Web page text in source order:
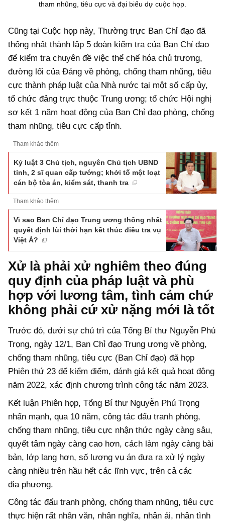
tham nhũng, tiêu cực và đại biểu dự cuộc họp.
Cũng tại Cuộc họp này, Thường trực Ban Chỉ đạo đã
thống nhất thành lập 5 đoàn kiểm tra của Ban Chỉ đạo
để kiểm tra chuyên đề việc thể chế hóa chủ trương,
đường lối của Đảng về phòng, chống tham nhũng, tiêu
cực thành pháp luật của Nhà nước tại một số cấp ủy,
tổ chức đảng trực thuộc Trung ương; tổ chức Hội nghị
sơ kết 1 năm hoạt động của Ban Chỉ đạo phòng, chống
tham nhũng, tiêu cực cấp tỉnh.
Tham khảo thêm
Kỷ luật 3 Chủ tịch, nguyên Chủ tịch UBND
tỉnh, 2 sĩ quan cấp tướng; khởi tố một loạt
cán bộ tòa án, kiểm sát, thanh tra
Tham khảo thêm
Vì sao Ban Chỉ đạo Trung ương thống nhất
quyết định lùi thời hạn kết thúc điều tra vụ
Việt Á?
Xử là phải xử nghiêm theo đúng
quy định của pháp luật và phù
hợp với lương tâm, tình cảm chứ
không phải cứ xử nặng mới là tốt
Trước đó, dưới sự chủ trì của Tổng Bí thư Nguyễn Phú
Trọng, ngày 12/1, Ban Chỉ đạo Trung ương về phòng,
chống tham nhũng, tiêu cực (Ban Chỉ đạo) đã họp
Phiên thứ 23 để kiểm điểm, đánh giá kết quả hoạt động
năm 2022, xác định chương trình công tác năm 2023.
Kết luận Phiên họp, Tổng Bí thư Nguyễn Phú Trọng
nhấn mạnh, qua 10 năm, công tác đấu tranh phòng,
chống tham nhũng, tiêu cực nhận thức ngày càng sâu,
quyết tâm ngày càng cao hơn, cách làm ngày càng bài
bản, lớp lang hơn, số lượng vụ án đưa ra xử lý ngày
càng nhiều trên hầu hết các lĩnh vực, trên cả các
địa phương.
Công tác đấu tranh phòng, chống tham nhũng, tiêu cực
thực hiện rất nhân văn, nhân nghĩa, nhân ái, nhân tình